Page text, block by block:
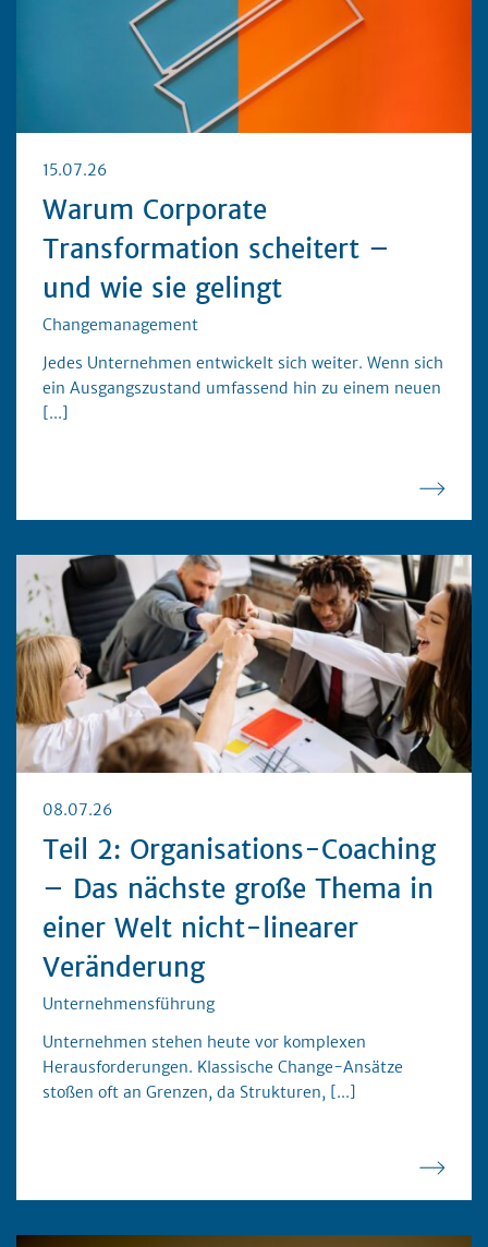
15.07.26
Warum Corporate
Transformation scheitert –
und wie sie gelingt
Changemanagement
Jedes Unternehmen entwickelt sich weiter. Wenn sich
ein Ausgangszustand umfassend hin zu einem neuen
[...]
08.07.26
Teil 2: Organisations-Coaching
– Das nächste große Thema in
einer Welt nicht-linearer
Veränderung
Unternehmensführung
Unternehmen stehen heute vor komplexen
Herausforderungen. Klassische Change-Ansätze
stoßen oft an Grenzen, da Strukturen,
[...]